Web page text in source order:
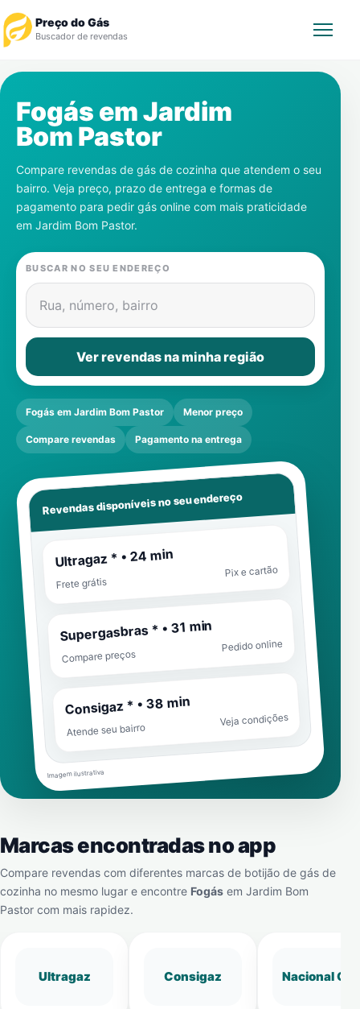
Preço do Gás
Buscador de revendas
Revendedor
Notícias
Cadastre-se
Gás
Contatos
Fogás emJardim
Bom Pastor
Compare revendas de gás de cozinha que atendem o seu
bairro. Veja preço, prazo de entrega e formas de
pagamento para pedir gás online com mais praticidade
em Jardim Bom Pastor.
BUSCAR NO SEU ENDEREÇO
Rua, número, bairro
Ver revendas na minha região
Fogás em Jardim Bom Pastor Menor preço
Compare revendas Pagamento na entrega
Revendas disponíveis no seu endereço
Ultragaz * • 24 min
Frete grátis
Pix e cartão
Supergasbras * • 31 min
Compare preços
Pedido online
Consigaz * • 38 min
Atende seu bairro
Veja condições
Imagem ilustrativa
Marcas encontradas no app
Compare revendas com diferentes marcas de botijão de gás de
cozinha no mesmo lugar e encontre Fogás em Jardim Bom
Pastor com mais rapidez.
Ultragaz Consigaz Nacional Gás